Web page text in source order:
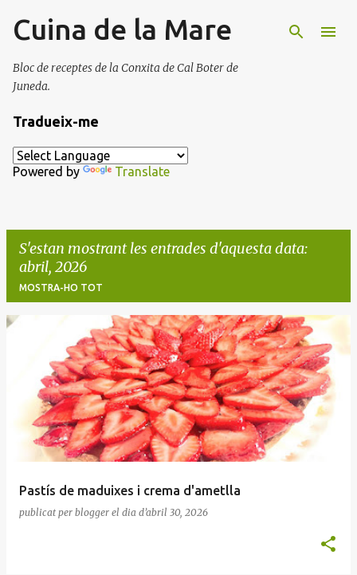
Salta al contingut principal
Cuina de la Mare
Bloc de receptes de la Conxita de Cal Boter de
Juneda.
Tradueix-me
Powered by Translate
S'estan mostrant les entrades d'aquesta data:
abril, 2026
MOSTRA-HO TOT
Pastís de maduixes i crema d'ametlla
publicat per blogger el dia d’abril 30, 2026